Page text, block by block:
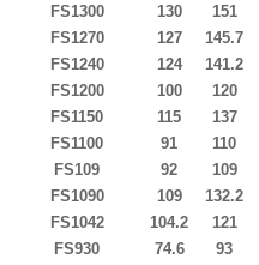
FS1300
130 151
FS1270
127 145.7
FS1240
124 141.2
FS1200
100 120
FS1150
115 137
FS1100
91 110
FS109
92 109
FS1090
109 132.2
FS1042
104.2 121
FS930
74.6 93